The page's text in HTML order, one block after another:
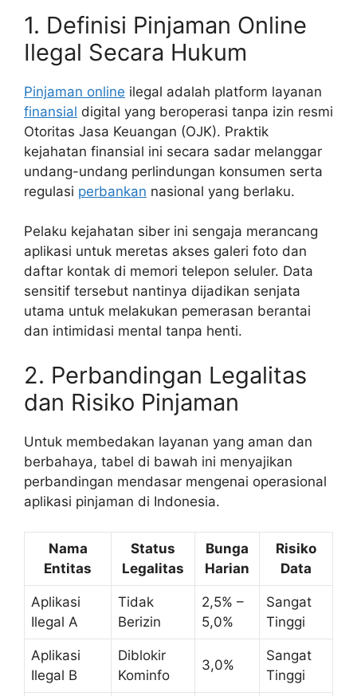
1. Definisi Pinjaman Online
Ilegal Secara Hukum
Pinjaman online ilegal adalah platform layanan
finansial digital yang beroperasi tanpa izin resmi
Otoritas Jasa Keuangan (OJK). Praktik
kejahatan finansial ini secara sadar melanggar
undang-undang perlindungan konsumen serta
regulasi perbankan nasional yang berlaku.
Pelaku kejahatan siber ini sengaja merancang
aplikasi untuk meretas akses galeri foto dan
daftar kontak di memori telepon seluler. Data
sensitif tersebut nantinya dijadikan senjata
utama untuk melakukan pemerasan berantai
dan intimidasi mental tanpa henti.
2. Perbandingan Legalitas
dan Risiko Pinjaman
Untuk membedakan layanan yang aman dan
berbahaya, tabel di bawah ini menyajikan
perbandingan mendasar mengenai operasional
aplikasi pinjaman di Indonesia.
Nama
Entitas
Status
Legalitas
Bunga
Harian
Risiko
Data
Aplikasi
Ilegal A
Tidak
Berizin
2,5% –
5,0%
Sangat
Tinggi
Aplikasi
Ilegal B
Diblokir
Kominfo
3,0%
Sangat
Tinggi